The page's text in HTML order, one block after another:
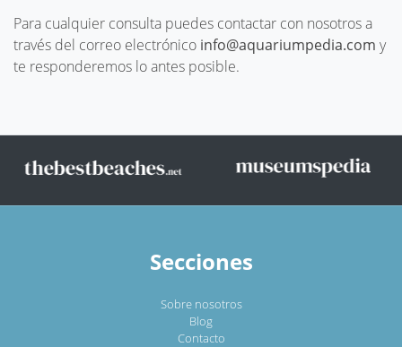
Para cualquier consulta puedes contactar con nosotros a
través del correo electrónico info@aquariumpedia.com y
te responderemos lo antes posible.
Secciones
Sobre nosotros
Blog
Contacto